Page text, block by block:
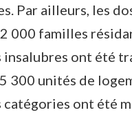
Par ailleurs, les
000 familles
ont été
300 unités de
ont été